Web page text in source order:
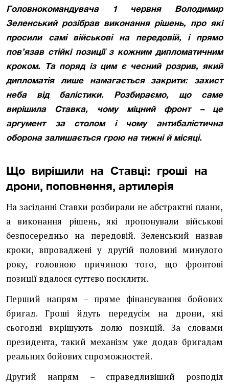
Головнокомандувача 1 червня Володимир
Зеленський розібрав виконання рішень, про які
просили самі військові на передовій, і прямо
пов’язав стійкі позиції з кожним дипломатичним
кроком. Та поряд із цим є чесний розрив, який
дипломатія лише намагається закрити: захист
неба від балістики. Розбираємо, що саме
вирішила Ставка, чому міцний фронт – це
аргумент за столом і чому антибалістична
оборона залишається грою на тижні й місяці.
Що вирішили на Ставці: гроші на
дрони, поповнення, артилерія
На засіданні Ставки розбирали не абстрактні плани,
а виконання рішень, які пропонували військові
безпосередньо на передовій. Зеленський назвав
кроки, впроваджені у другій половині минулого
року, головною причиною того, що фронтові
позиції вдалося суттєво посилити.
Перший напрям – пряме фінансування бойових
бригад. Гроші йдуть передусім на дрони, які
сьогодні вирішують долю позицій. За словами
президента, такий механізм уже додав бригадам
реальних бойових спроможностей.
Другий напрям – справедливіший розподіл